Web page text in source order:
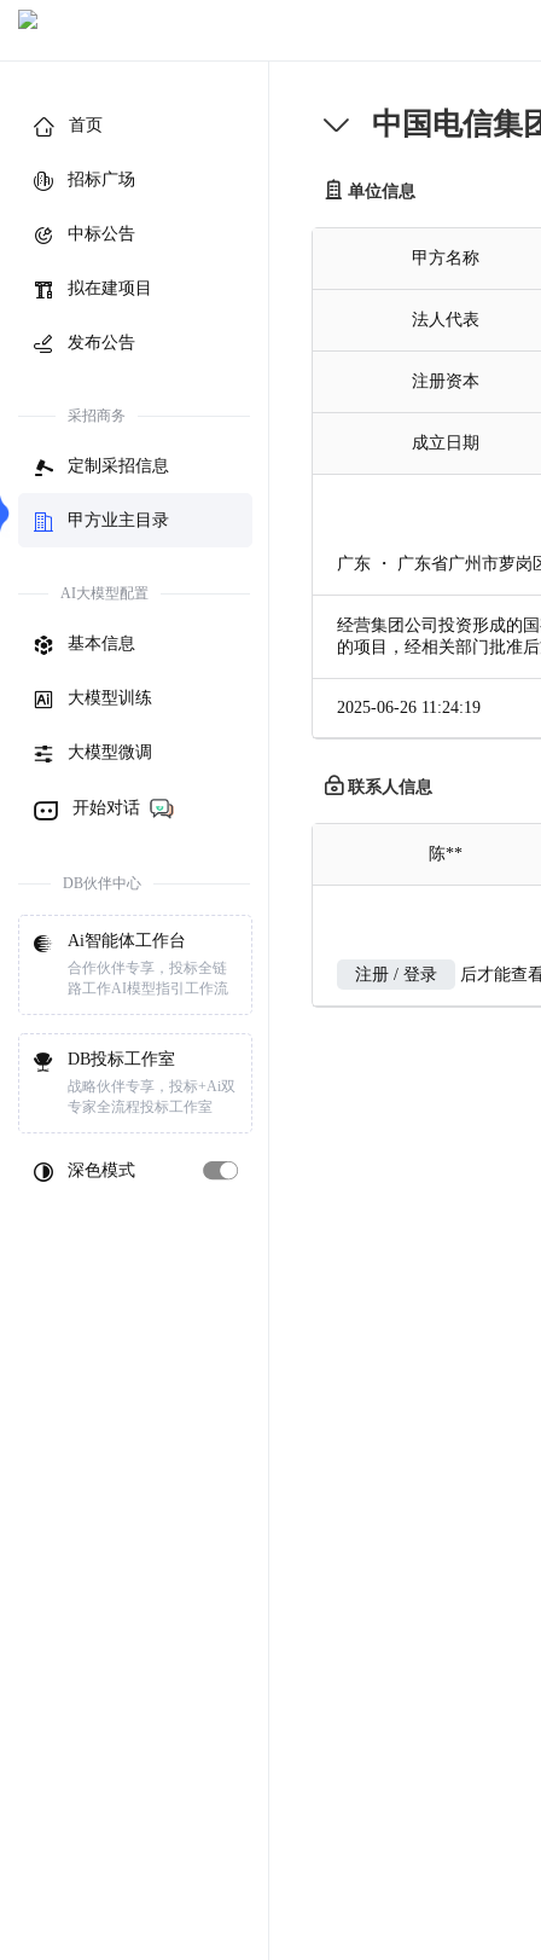
首页
招标广场
中标公告
拟在建项目
发布公告
采招商务
定制采招信息
甲方业主目录
AI大模型配置
基本信息
大模型训练
大模型微调
开始对话
DB伙伴中心
Ai智能体工作台
合作伙伴专享，投标全链
路工作AI模型指引工作流
DB投标工作室
战略伙伴专享，投标+Ai双
专家全流程投标工作室
深色模式
中国电信集
单位信息
甲方名称
法人代表
注册资本
成立日期
广东 ・ 广东省广州市萝岗
经营集团公司投资形成的
的项目，经相关部门批准
2025-06-26 11:24:19
联系人信息
陈**
注册 / 登录 后才能查